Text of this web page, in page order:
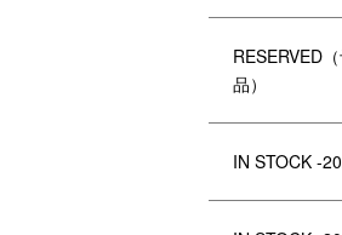
RESERVED
品）
IN STOCK -